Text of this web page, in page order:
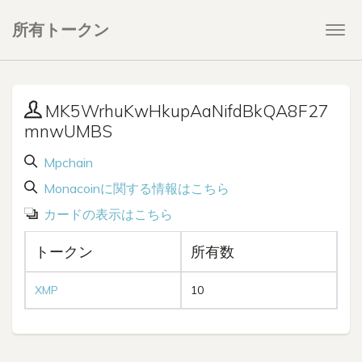
所有トークン
MK5WrhuKwHkupAaNifdBkQA8F27
mnwUMBS
Mpchain
Monacoinに関する情報はこちら
カードの表示はこちら
トークン 所有数
XMP 10